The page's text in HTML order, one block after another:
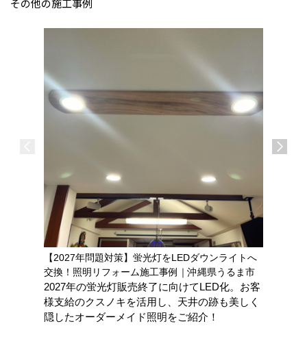
その他の施工事例
【2027年問題対策】蛍光灯をLEDダウンライトへ
交換！照明リフォーム施工事例｜沖縄県うるま市
2027年の蛍光灯販売終了に向けてLED化。お客
様支給のクスノキを活用し、天井の跡も美しく
隠したオーダーメイド照明をご紹介！